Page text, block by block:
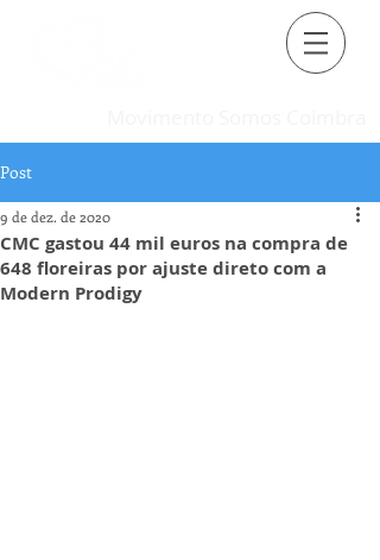
Post
CMC gastou 44 mil euros na compra de
648 floreiras por ajuste direto com a
Modern Prodigy
9 de dez. de 2020